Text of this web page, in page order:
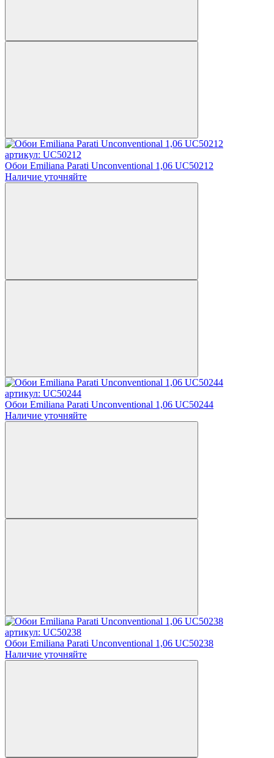
артикул: UC50212
Обои Emiliana Parati Unconventional 1,06 UC50212
Наличие уточняйте
артикул: UC50244
Обои Emiliana Parati Unconventional 1,06 UC50244
Наличие уточняйте
артикул: UC50238
Обои Emiliana Parati Unconventional 1,06 UC50238
Наличие уточняйте